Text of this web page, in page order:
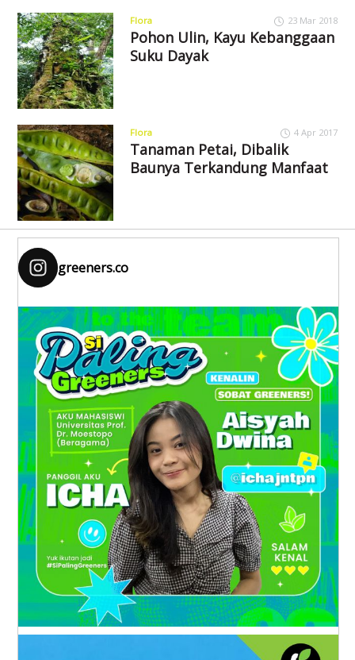
Flora 23 Mar 2018
Pohon Ulin, Kayu Kebanggaan
Suku Dayak
Flora 4 Apr 2017
Tanaman Petai, Dibalik
Baunya Terkandung Manfaat
greeners.co